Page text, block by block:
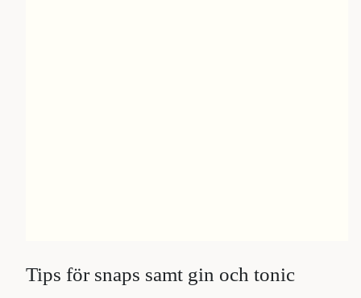
Tips för snaps samt gin och tonic